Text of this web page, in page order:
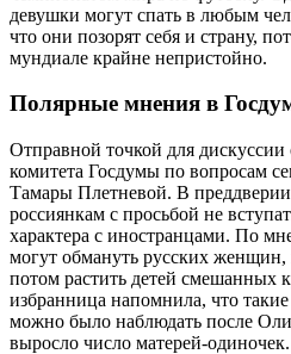
девушки могут спать в любым
что они позорят себя и страну,
мундиале крайне непристойно.
Полярные мнения в
Отправной точкой для дискуссии
комитета Госдумы по вопросам
Тамары Плетневой. В
россиянкам с просьбой не
характера с иностранцами. По
могут обмануть русских женщин,
потом растить детей смешанных
избранница напомнила, что
можно было наблюдать после
выросло число матерей-одиночек.